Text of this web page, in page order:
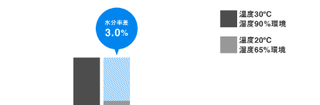
わせてはいないけれども、Bamboo Shirtの持つ親
しみやすさや「ちょうどいい」感じは、普段から
ずっと愛用したいと思わせる魅力がある。ちなみに
僕はパジャマとしてもBamboo Shirtを愛用してい